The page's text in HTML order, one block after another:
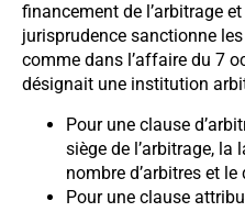
financement de l’arbitrage
jurisprudence sanctionne
comme dans l’affaire du 7
désignait une institution
Pour une clause
siège de l’arbitrage, la
nombre d’arbitres et
Pour une clause